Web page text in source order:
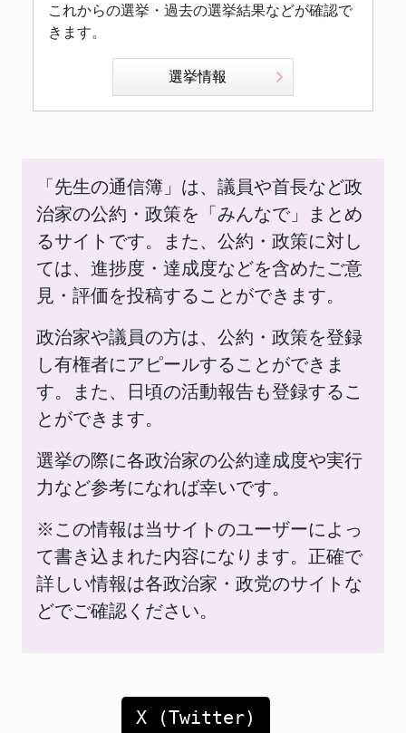
これからの選挙・過去の選挙結果などが確認で
きます。
選挙情報
「先生の通信簿」は、議員や首長など政
治家の公約・政策を「みんなで」まとめ
るサイトです。また、公約・政策に対し
ては、進捗度・達成度などを含めたご意
見・評価を投稿することができます。
政治家や議員の方は、公約・政策を登録
し有権者にアピールすることができま
す。また、日頃の活動報告も登録するこ
とができます。
選挙の際に各政治家の公約達成度や実行
力など参考になれば幸いです。
※この情報は当サイトのユーザーによっ
て書き込まれた内容になります。正確で
詳しい情報は各政治家・政党のサイトな
どでご確認ください。
X (Twitter)